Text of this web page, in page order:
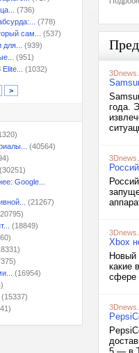
(736)
(778)
сам...
(537)
(939)
(951)
(1032)
>
(40564)
(30251)
Google...
(21267)
(18849)
(16954)
(15337)
года.
Xbox
Новый
какие
сфере